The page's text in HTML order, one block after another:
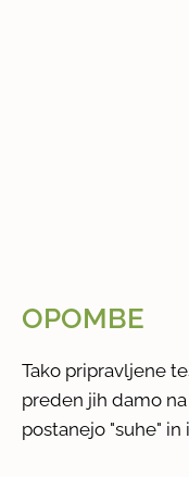
OPOMBE
Tako pripravljene
preden jih damo
postanejo "suhe" in